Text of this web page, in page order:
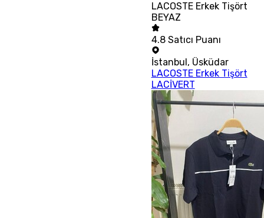
LACOSTE Erkek Tişört
BEYAZ
4.8 Satıcı Puanı
İstanbul, Üsküdar
LACOSTE Erkek Tişört
LACİVERT